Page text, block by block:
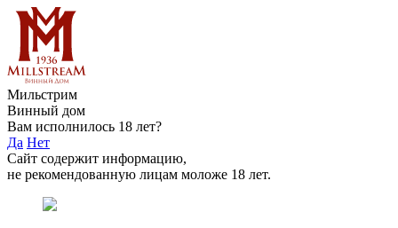
Мильстрим
Винный дом
Вам исполнилось 18 лет?
Да Нет
Сайт содержит информацию,
не рекомендованную лицам моложе 18 лет.